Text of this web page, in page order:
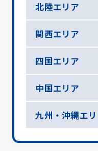
北陸エリア
関西エリア
四国エリア
中国エリア
九州・沖縄エ